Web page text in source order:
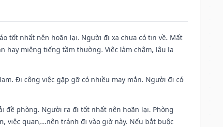
tốt nhất nên hoãn lại. Người đi xa chưa có tin về. Mất
miệng tiếng tầm thường. Việc làm chậm, lâu la
Đi công việc gặp gỡ có nhiều may mắn. Người đi có
đề phòng. Người ra đi tốt nhất nên hoãn lại. Phòng
việc quan,…nên tránh đi vào giờ này. Nếu bắt buộc